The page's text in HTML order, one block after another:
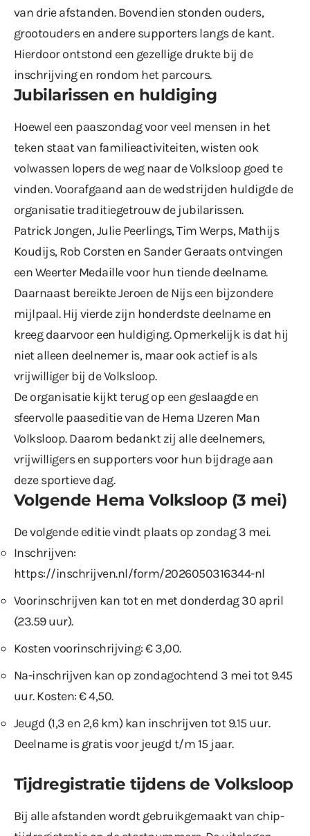
van drie afstanden. Bovendien stonden ouders,
grootouders en andere supporters langs de kant.
Hierdoor ontstond een gezellige drukte bij de
inschrijving en rondom het parcours.
Jubilarissen en huldiging
Hoewel een paaszondag voor veel mensen in het
teken staat van familieactiviteiten, wisten ook
volwassen lopers de weg naar de Volksloop goed te
vinden. Voorafgaand aan de wedstrijden huldigde de
organisatie traditiegetrouw de jubilarissen.
Patrick Jongen, Julie Peerlings, Tim Werps, Mathijs
Koudijs, Rob Corsten en Sander Geraats ontvingen
een Weerter Medaille voor hun tiende deelname.
Daarnaast bereikte Jeroen de Nijs een bijzondere
mijlpaal. Hij vierde zijn honderdste deelname en
kreeg daarvoor een huldiging. Opmerkelijk is dat hij
niet alleen deelnemer is, maar ook actief is als
vrijwilliger bij de Volksloop.
De organisatie kijkt terug op een geslaagde en
sfeervolle paaseditie van de Hema IJzeren Man
Volksloop. Daarom bedankt zij alle deelnemers,
vrijwilligers en supporters voor hun bijdrage aan
deze sportieve dag.
Volgende Hema Volksloop (3 mei)
De volgende editie vindt plaats op zondag 3 mei.
Inschrijven:
https://inschrijven.nl/form/2026050316344-nl
Voorinschrijven kan tot en met donderdag 30 april
(23.59 uur).
Kosten voorinschrijving: € 3,00.
Na-inschrijven kan op zondagochtend 3 mei tot 9.45
uur. Kosten: € 4,50.
Jeugd (1,3 en 2,6 km) kan inschrijven tot 9.15 uur.
Deelname is gratis voor jeugd t/m 15 jaar.
Tijdregistratie tijdens de Volksloop
Bij alle afstanden wordt gebruikgemaakt van chip-